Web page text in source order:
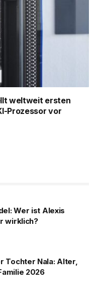
weltweit ersten
Prozessor vor
Wer ist Alexis
wirklich?
Tochter Nala: Alter,
2026